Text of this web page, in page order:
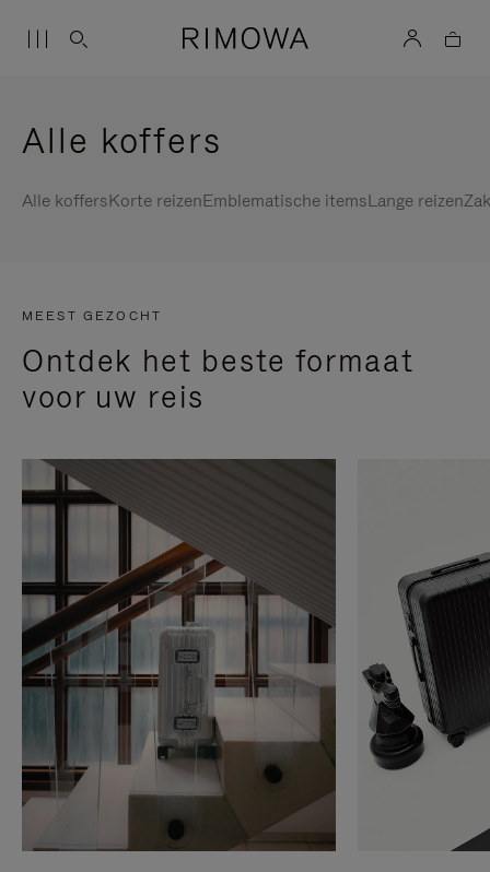
Alle koffers
Alle koffersKorte reizenEmblematische itemsLange reizen
MEEST GEZOCHT
Ontdek het beste formaat
voor uw reis